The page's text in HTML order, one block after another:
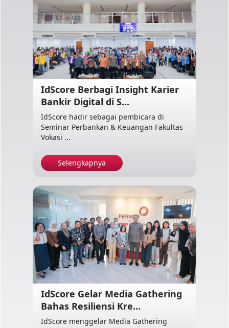
IdScore Berbagi Insight Karier
Bankir Digital di S...
IdScore hadir sebagai pembicara di
Seminar Perbankan & Keuangan Fakultas
Vokasi ...
Selengkapnya
IdScore Gelar Media Gathering
Bahas Resiliensi Kre...
IdScore menggelar Media Gathering